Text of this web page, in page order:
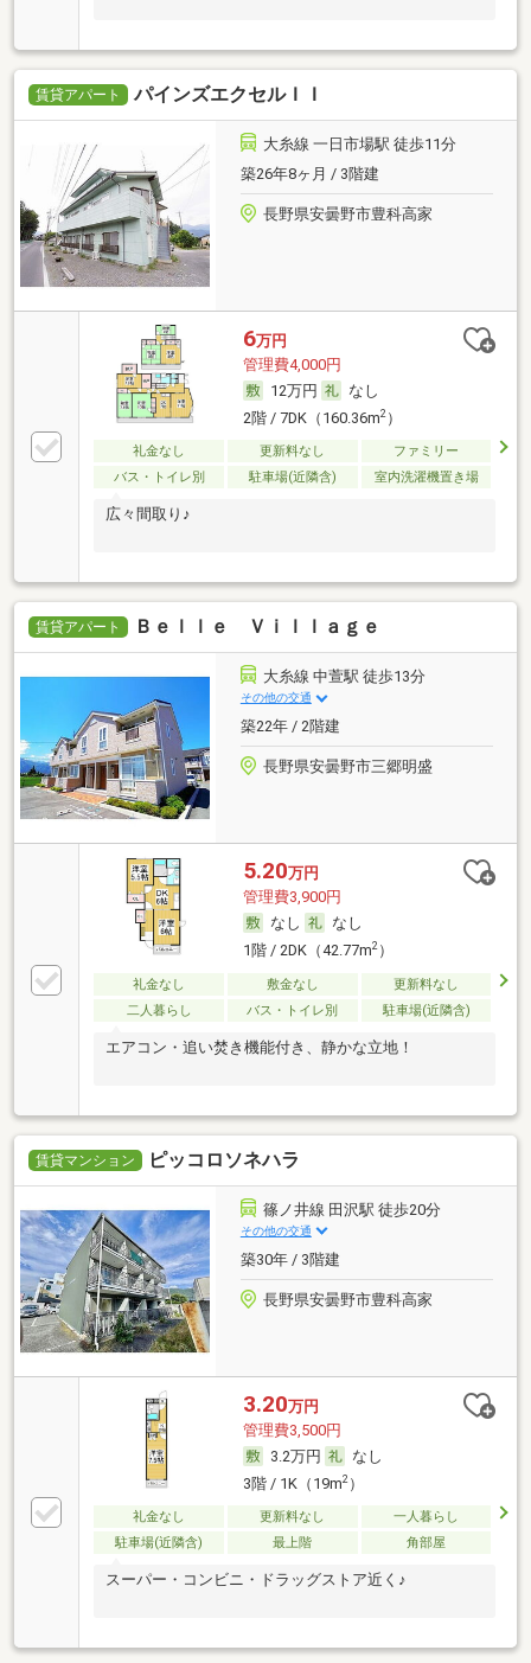
賃貸アパート パインズエクセルＩＩ
大糸線 一日市場駅 徒歩11分
築26年8ヶ月 / 3階建
長野県安曇野市豊科高家
6万円
管理費4,000円
12万円
なし
2階 / 7DK（160.36m2）
礼金なし 更新料なし
ファミリー
バス・トイレ別
駐車場(近隣含) 室内洗濯機置き場
広々間取り♪
賃貸アパート Ｂｅｌｌｅ Ｖｉｌｌａｇｅ
大糸線 中萱駅 徒歩13分
その他の交通
築22年 / 2階建
長野県安曇野市三郷明盛
5.20万円
管理費3,900円
なし
なし
1階 / 2DK（42.77m2）
礼金なし 敷金なし
更新料なし
二人暮らし
バス・トイレ別 駐車場(近隣含)
エアコン・追い焚き機能付き、静かな立地！
賃貸マンション ピッコロソネハラ
篠ノ井線 田沢駅 徒歩20分
その他の交通
築30年 / 3階建
長野県安曇野市豊科高家
3.20万円
管理費3,500円
3.2万円
なし
3階 / 1K（19m2）
礼金なし 更新料なし
一人暮らし
駐車場(近隣含)
最上階 角部屋
スーパー・コンビニ・ドラッグストア近く♪